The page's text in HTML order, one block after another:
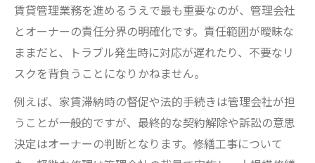
賃貸管理業務を進めるうえで最も重要なのが、管理会社
とオーナーの責任分界の明確化です。責任範囲が曖昧な
ままだと、トラブル発生時に対応が遅れたり、不要なリ
スクを背負うことになりかねません。
例えば、家賃滞納時の督促や法的手続きは管理会社が担
うことが一般的ですが、最終的な契約解除や訴訟の意思
決定はオーナーの判断となります。修繕工事について